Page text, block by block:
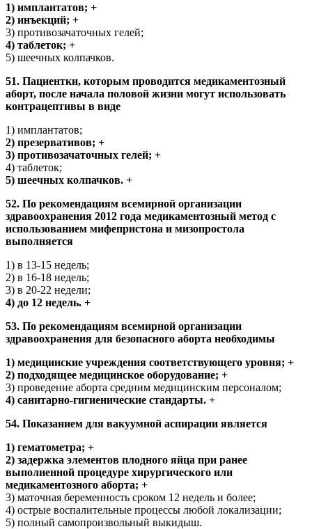
1) имплантатов; +
2) инъекций; +
3) противозачаточных гелей;
4) таблеток; +
5) шеечных колпачков.
51. Пациентки, которым проводится медикаментозный
аборт, после начала половой жизни могут использовать
контрацептивы в виде
1) имплантатов;
2) презервативов; +
3) противозачаточных гелей; +
4) таблеток;
5) шеечных колпачков. +
52. По рекомендациям всемирной организации
здравоохранения 2012 года медикаментозный метод с
использованием мифепристона и мизопростола
выполняется
1) в 13-15 недель;
2) в 16-18 недель;
3) в 20-22 недели;
4) до 12 недель. +
53. По рекомендациям всемирной организации
здравоохранения для безопасного аборта необходимы
1) медицинские учреждения соответствующего уровня; +
2) подходящее медицинское оборудование; +
3) проведение аборта средним медицинским персоналом;
4) санитарно-гигиенические стандарты. +
54. Показанием для вакуумной аспирации является
1) гематометра; +
2) задержка элементов плодного яйца при ранее
выполненной процедуре хирургического или
медикаментозного аборта; +
3) маточная беременность сроком 12 недель и более;
4) острые воспалительные процессы любой локализации;
5) полный самопроизвольный выкидыш.